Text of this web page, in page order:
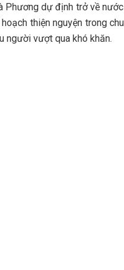
dự định trở về
thiện nguyện trong
người vượt qua khó khăn.